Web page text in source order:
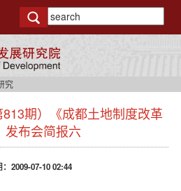
究
期）《成都土地制度改革
发布会简报六
2009-07-10 02:44